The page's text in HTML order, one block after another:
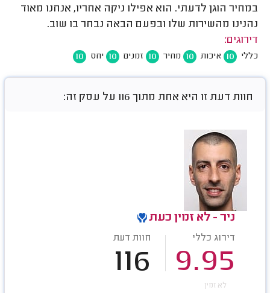
במחיר הוגן לדעתי. הוא אפילו ניקה אחריו, אנחנו מאוד
נהנינו מהשירות שלו ובפעם הבאה נבחר בו שוב.
דירוגים:
כללי 10 איכות 10 מחיר 10 זמנים 10 יחס 10
חוות דעת זו היא אחת מתוך 116 על עסק זה:
ניר - לא זמין כעת
דירוג כללי
9.95
חוות דעת
116
לא זמין